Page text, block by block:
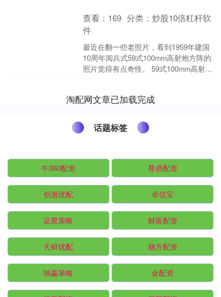
查看： 169 分类：炒股10倍杠杆软
件
最近在翻一些老照片，看到1959年建国
10周年阅兵式59式100mm高射炮方阵的
照片觉得有点奇怪。 59式100mm高射炮
淘配网文章已加载完成
话题标签
牛360配资 尊鼎配资
创惠优配 卓信宝
证星策略 财富配资
天鲜优配 杨方配资
驰赢策略 金配资